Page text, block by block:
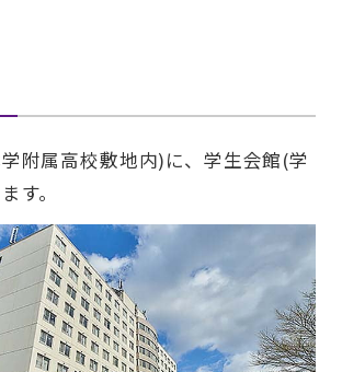
附属高校敷地内)に、学生会館(学
す。